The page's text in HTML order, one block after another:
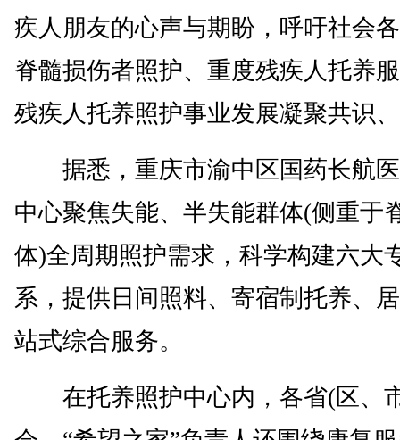
疾人朋友的心声与期盼，呼吁社会
脊髓损伤者照护、重度残疾人托养
残疾人托养照护事业发展凝聚共识
据悉，重庆市渝中区国药长航医
中心聚焦失能、半失能群体(侧重于
体)全周期照护需求，科学构建六大
系，提供日间照料、寄宿制托养、
站式综合服务。
在托养照护中心内，各省(区、